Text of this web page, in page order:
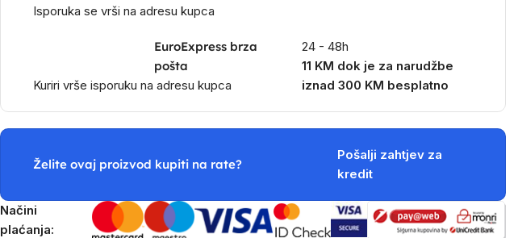
Isporuka se vrši na adresu kupca
EuroExpress brza
pošta
Kuriri vrše isporuku na adresu kupca
24 - 48h
11 KM dok je za narudžbe
iznad 300 KM besplatno
Želite ovaj proizvod kupiti na rate?
Pošalji zahtjev za
kredit
Načini
plaćanja: